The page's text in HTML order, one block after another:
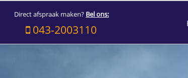
Direct afspraak maken? Bel ons:
043-2003110